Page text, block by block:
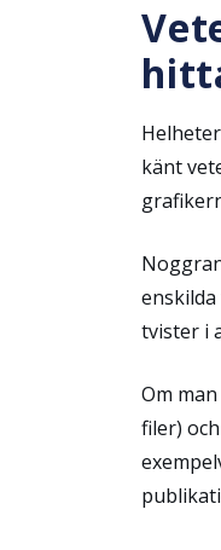
känt
tvister i
Om
filer)